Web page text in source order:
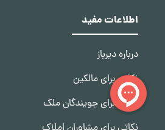
اطلاعات مفید
درباره دیرباز
نکاتی برای مالکین
نکاتی برای جویندگان ملک